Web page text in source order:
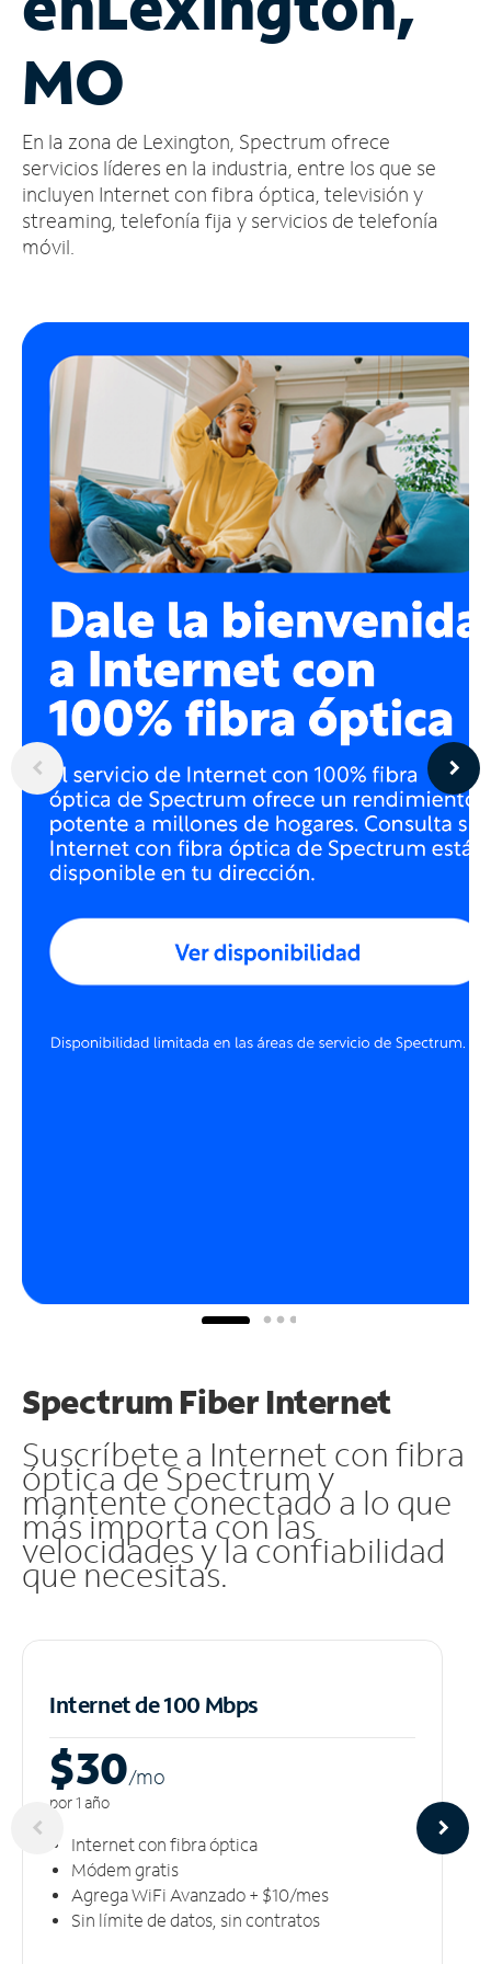
cuenta
Encuentra
tienda
MO
En la zona de Lexington, Spectrum ofrece
servicios líderes en la industria, entre los que se
incluyen Internet con fibra óptica, televisión y
streaming, telefonía fija y servicios de telefonía
móvil.
Spectrum Fiber Internet
Suscríbete a Internet con fibra
óptica de Spectrum y
mantente conectado a lo que
más importa con las
velocidades y la confiabilidad
que necesitas.
Internet de 100 Mbps
$30/mo
por 1 año
Internet con fibra óptica
Módem gratis
Agrega WiFi Avanzado + $10/mes
Sin límite de datos, sin contratos